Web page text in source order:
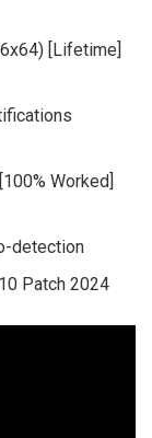
[Lifetime]
Worked]
detection
Patch 2024